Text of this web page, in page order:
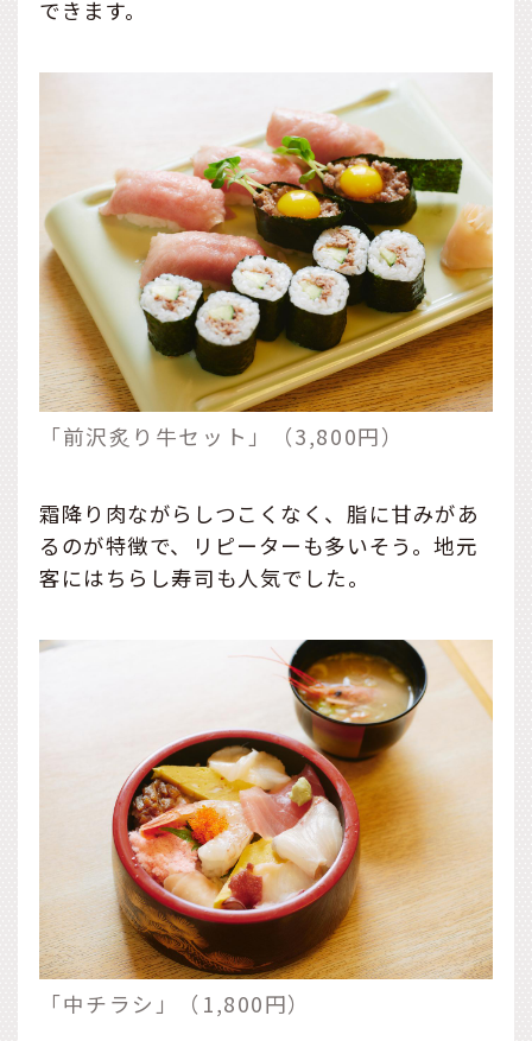
できます。
「前沢炙り牛セット」（3,800円）
霜降り肉ながらしつこくなく、脂に甘みがあ
るのが特徴で、リピーターも多いそう。地元
客にはちらし寿司も人気でした。
「中チラシ」（1,800円）